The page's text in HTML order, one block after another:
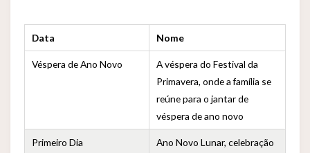
Data Nome
Véspera de Ano Novo
A véspera do Festival da
Primavera, onde a família se
reúne para o jantar de
véspera de ano novo
Primeiro Dia
Ano Novo Lunar, celebração